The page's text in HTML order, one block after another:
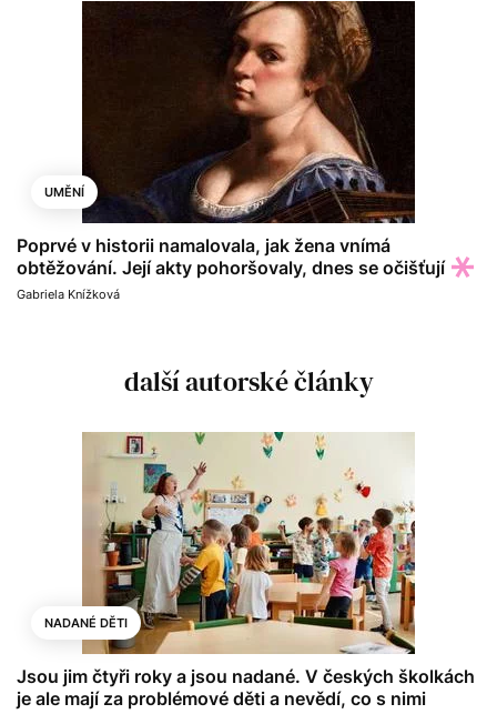
UMĚNÍ
Poprvé v historii namalovala, jak žena vnímá
obtěžování. Její akty pohoršovaly, dnes se očišťují
Gabriela Knížková
další autorské články
NADANÉ DĚTI
Jsou jim čtyři roky a jsou nadané. V českých školkách
je ale mají za problémové děti a nevědí, co s nimi